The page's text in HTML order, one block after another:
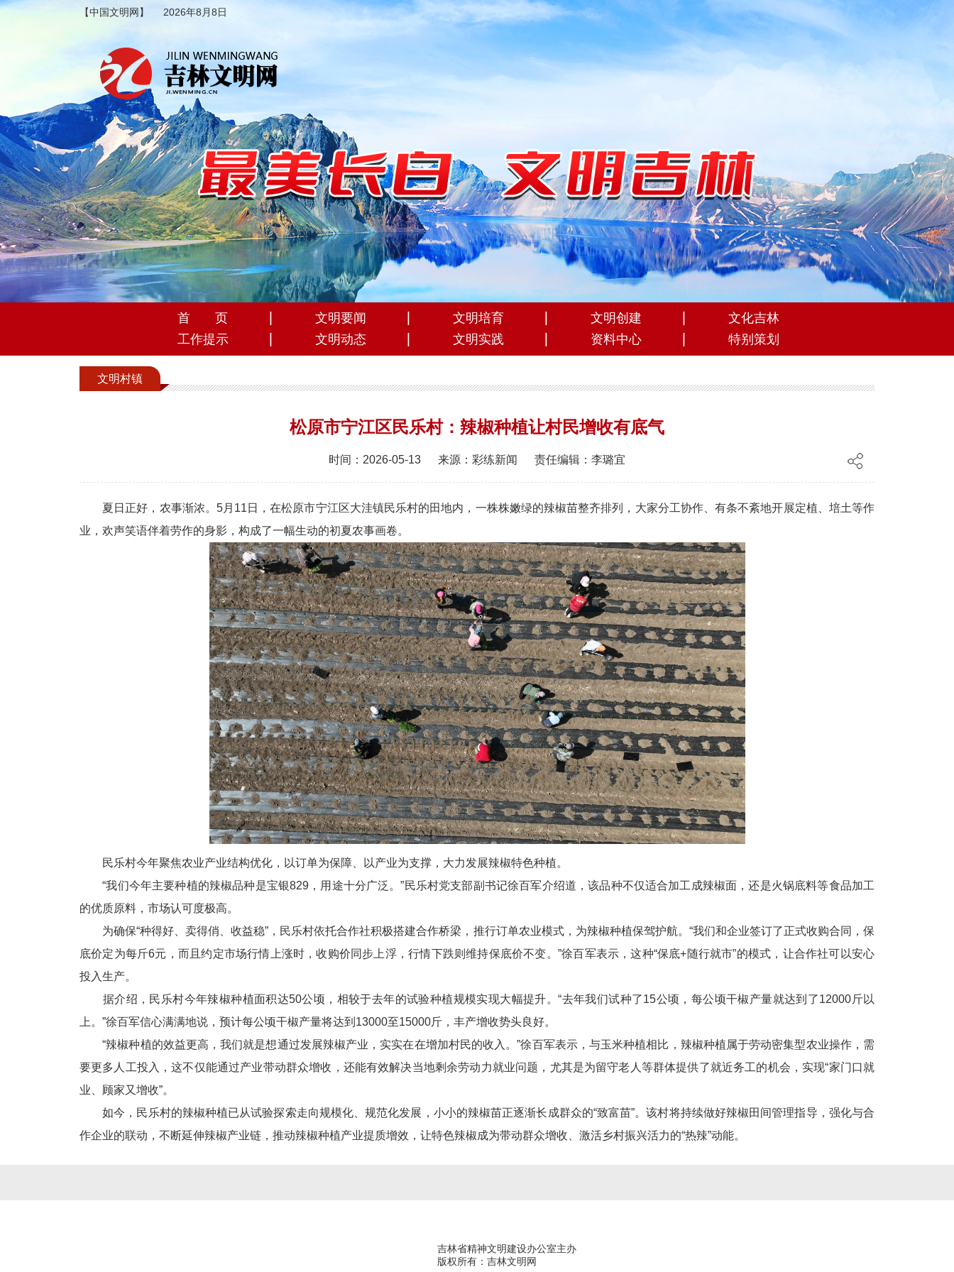
【中国文明网】 2026年8月8日
首 页 文明要闻 文明培育 文明创建
文化吉林
工作提示
文明动态 文明实践 资料中心 特别策划
文明村镇
松原市宁江区民乐村：辣椒种植让村民增收有底气
时间：2026-05-13 来源：彩练新闻 责任编辑：李璐宜
夏日正好，农事渐浓。5月11日，在松原市宁江区大洼镇民乐村的田地内，一株株嫩绿的辣椒苗整齐排列，大家分工协作、有条不紊地开展定植、培土等作
业，欢声笑语伴着劳作的身影，构成了一幅生动的初夏农事画卷。
民乐村今年聚焦农业产业结构优化，以订单为保障、以产业为支撑，大力发展辣椒特色种植。
“我们今年主要种植的辣椒品种是宝银829，用途十分广泛。”民乐村党支部副书记徐百军介绍道，该品种不仅适合加工成辣椒面，还是火锅底料等食品加工
的优质原料，市场认可度极高。
为确保“种得好、卖得俏、收益稳”，民乐村依托合作社积极搭建合作桥梁，推行订单农业模式，为辣椒种植保驾护航。“我们和企业签订了正式收购合同，保
底价定为每斤6元，而且约定市场行情上涨时，收购价同步上浮，行情下跌则维持保底价不变。”徐百军表示，这种“保底+随行就市”的模式，让合作社可以安心
投入生产。
据介绍，民乐村今年辣椒种植面积达50公顷，相较于去年的试验种植规模实现大幅提升。“去年我们试种了15公顷，每公顷干椒产量就达到了12000斤以
上。”徐百军信心满满地说，预计每公顷干椒产量将达到13000至15000斤，丰产增收势头良好。
“辣椒种植的效益更高，我们就是想通过发展辣椒产业，实实在在增加村民的收入。”徐百军表示，与玉米种植相比，辣椒种植属于劳动密集型农业操作，需
要更多人工投入，这不仅能通过产业带动群众增收，还能有效解决当地剩余劳动力就业问题，尤其是为留守老人等群体提供了就近务工的机会，实现“家门口就
业、顾家又增收”。
如今，民乐村的辣椒种植已从试验探索走向规模化、规范化发展，小小的辣椒苗正逐渐长成群众的“致富苗”。该村将持续做好辣椒田间管理指导，强化与合
作企业的联动，不断延伸辣椒产业链，推动辣椒种植产业提质增效，让特色辣椒成为带动群众增收、激活乡村振兴活力的“热辣”动能。
吉林省精神文明建设办公室主办
版权所有：吉林文明网